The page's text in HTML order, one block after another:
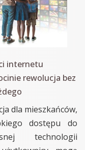
internetu
rewolucja bez
dla mieszkańców,
dostępu do
technologii